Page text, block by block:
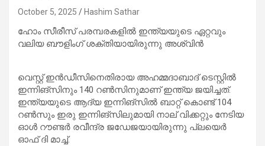
October 5, 2025 Hashim Sathar
ഹോം സീരീസ് പരമ്പരകളിൽ ഇന്ത്യയുടെ ഏറ്റവും
വലിയ ബൗളിംഗ് ശക്തിയായിരുന്നു അശ്വിൻ
വെസ്റ്റ് ഇൻഡീസിനെതിരായ അഹമ്മദാബാദ് ടെസ്റ്റിൽ
ഇന്നിങ്സിനും 140 റൺസിനുമാണ് ഇന്ത്യ ജയിച്ചത്.
ഇന്ത്യയുടെ ആദ്യ ഇന്നിങ്സിൽ ബാറ്റ് കൊണ്ട് 104
റൺസും ഇരു ഇന്നിങ്‌സിലുമായി നാല് വിക്കറ്റും നേടിയ
ഓൾ റൗണ്ടർ രവീന്ദ്ര ജഡേജയായിരുന്നു പ്ലയെർ
ഓഫ് ദി മാച്ച്.